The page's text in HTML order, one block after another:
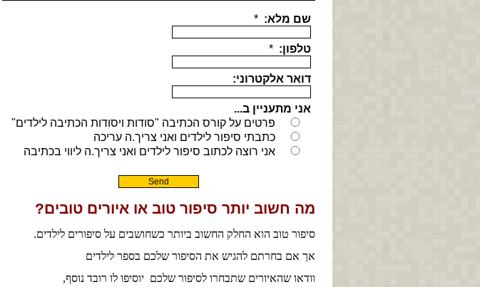
מה חשוב יותר סיפור טוב או איורים טובים?
סיפור טוב הוא החלק החשוב ביותר כשחושבים על סיפורים לילדים.
אך אם בחרתם להגיש את הסיפור שלכם בספר לילדים
וודאו שהאיורים שתבחרו לסיפור שלכם יוסיפו לו רובד נוסף,